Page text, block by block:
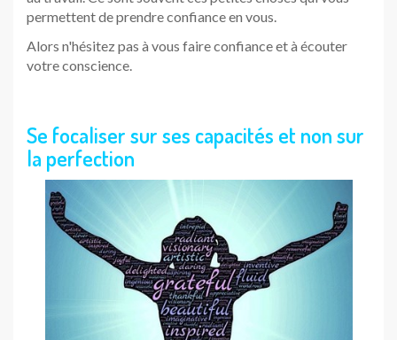
permettent de prendre confiance en vous.
Alors n'hésitez pas à vous faire confiance et à écouter
votre conscience.
Se focaliser sur ses capacités et non sur
la perfection